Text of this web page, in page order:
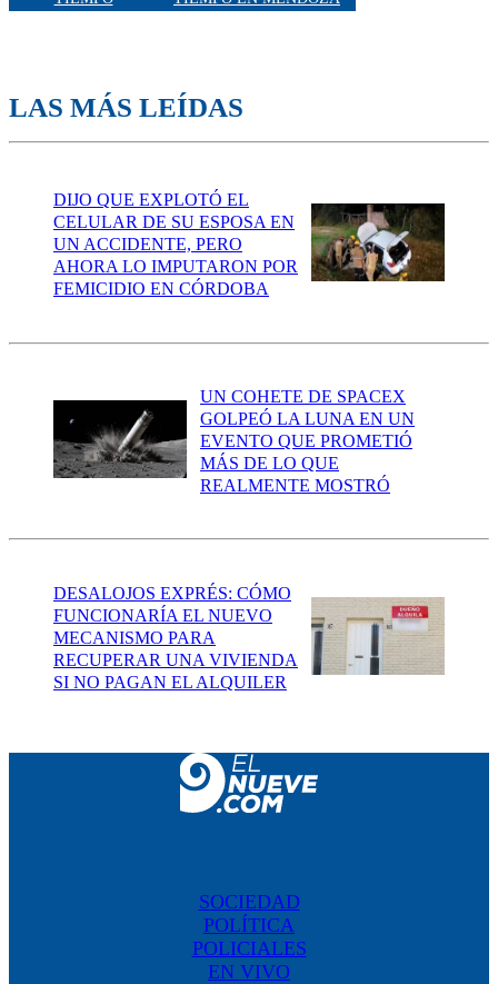
LAS MÁS LEÍDAS
DIJO QUE EXPLOTÓ EL
CELULAR DE SU ESPOSA EN
UN ACCIDENTE, PERO
AHORA LO IMPUTARON POR
FEMICIDIO EN CÓRDOBA
UN COHETE DE SPACEX
GOLPEÓ LA LUNA EN UN
EVENTO QUE PROMETIÓ
MÁS DE LO QUE
REALMENTE MOSTRÓ
DESALOJOS EXPRÉS: CÓMO
FUNCIONARÍA EL NUEVO
MECANISMO PARA
RECUPERAR UNA VIVIENDA
SI NO PAGAN EL ALQUILER
SOCIEDAD
POLÍTICA
POLICIALES
EN VIVO